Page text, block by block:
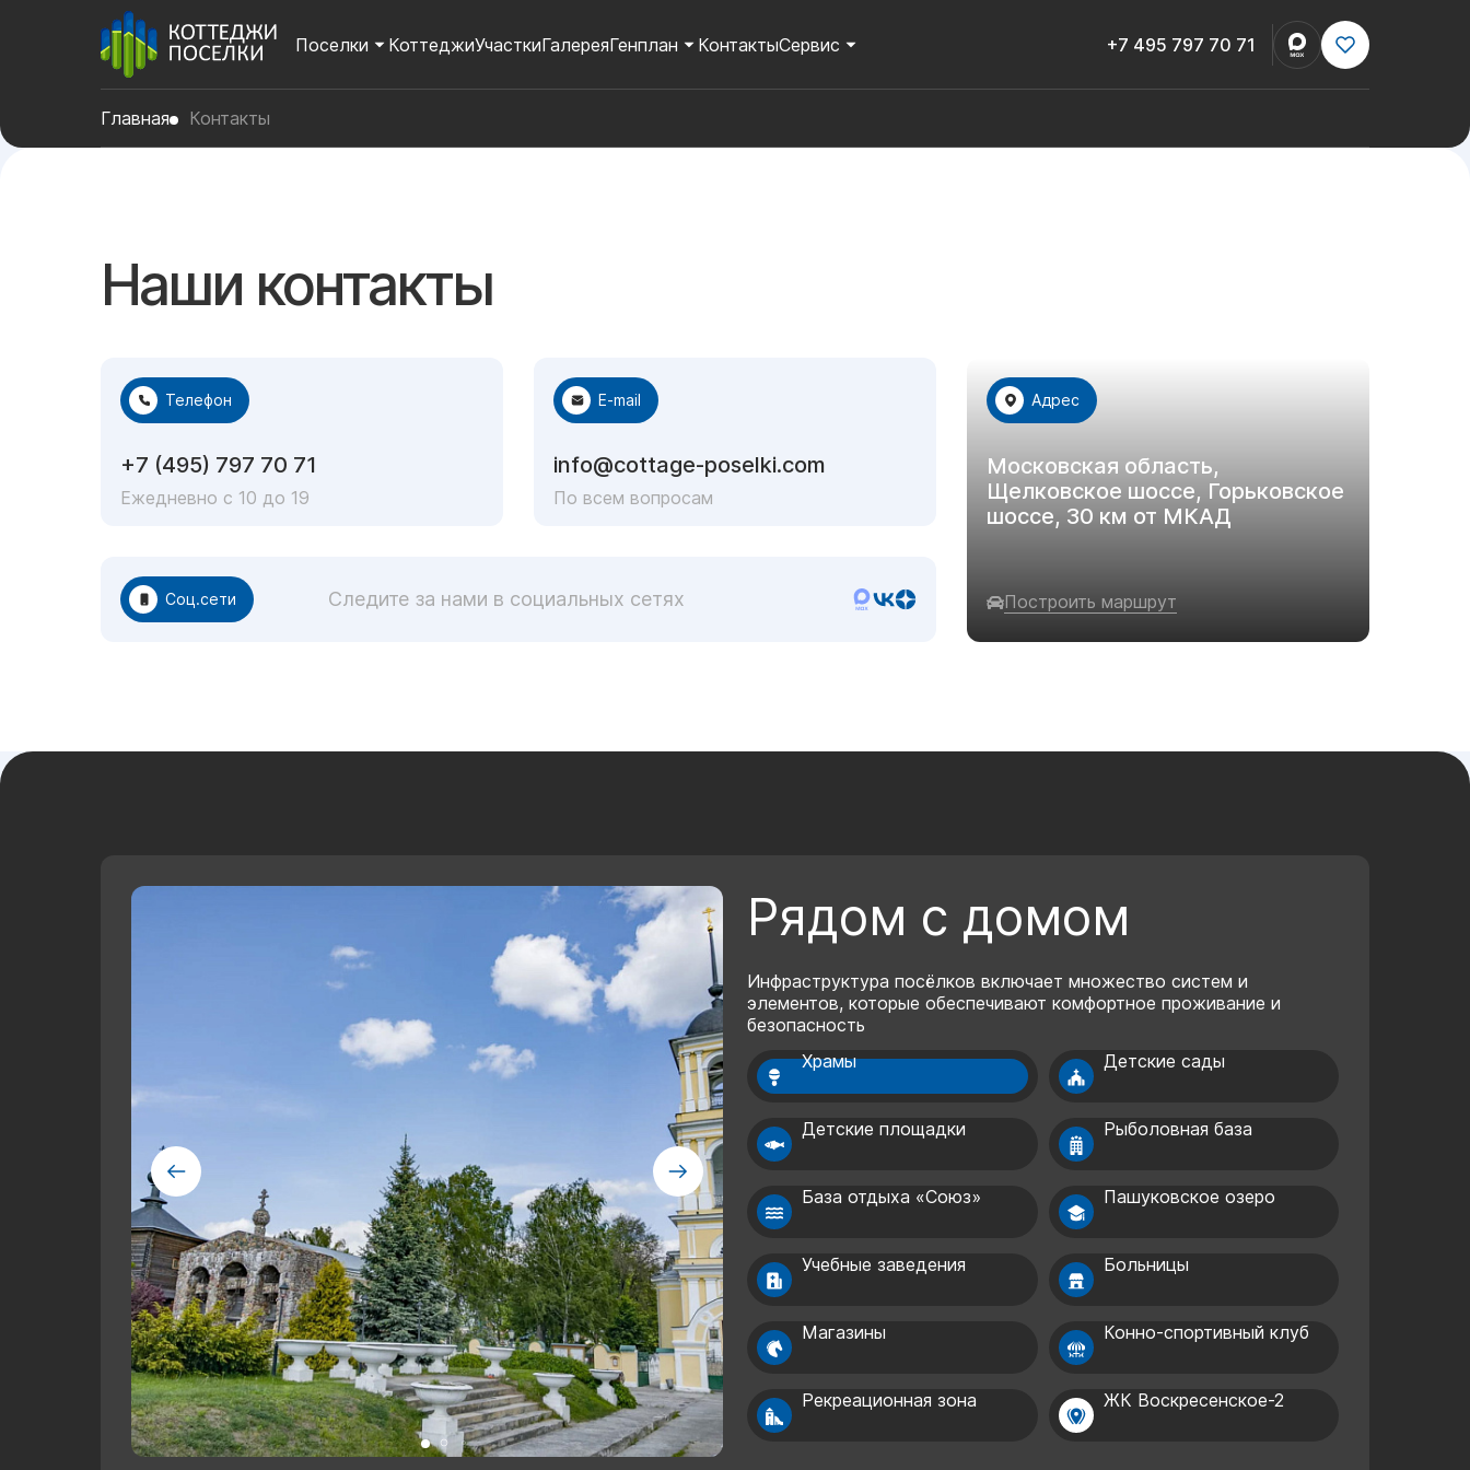
Поселки КоттеджиУчасткиГалереяГенплан КонтактыСервис +7 495 797 70 71
Главная Контакты
Наши контакты
Телефон
+7 (495) 797 70 71
Ежедневно с 10 до 19
E-mail
info@cottage-poselki.com
По всем вопросам
Соц.сети Следите за нами в социальных сетях
Адрес
Московская область,
Щелковское шоссе, Горьковское
шоссе, 30 км от МКАД
Построить маршрут
Рядом с домом
Инфраструктура посёлков включает множество систем и
элементов, которые обеспечивают комфортное проживание и
безопасность
Храмы
Детские сады
Детские площадки Рыболовная база
База отдыха «Союз» Пашуковское озеро
Учебные заведения Больницы
Магазины Конно-спортивный клуб
Рекреационная зона ЖК Воскресенское-2